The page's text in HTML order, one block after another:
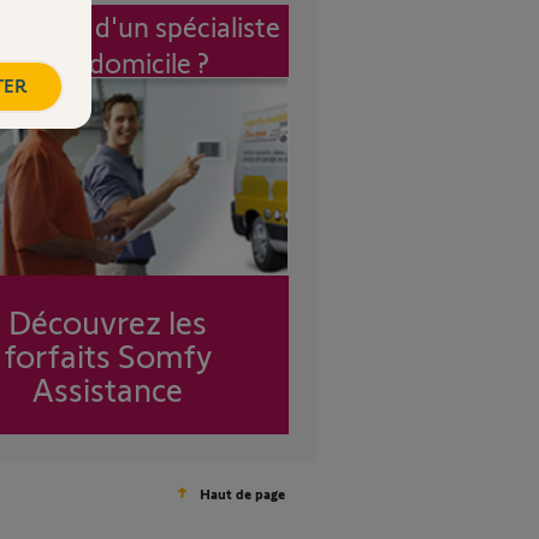
d'un spécialiste
à mon domicile ?
Découvrez les
forfaits Somfy
Assistance
Haut de page